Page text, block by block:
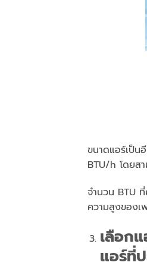
ขนาดแอร์เป็น
BTU/h โดยส
จำนวน BTU
ความสูงของเ
เลือก
แอร์ที่